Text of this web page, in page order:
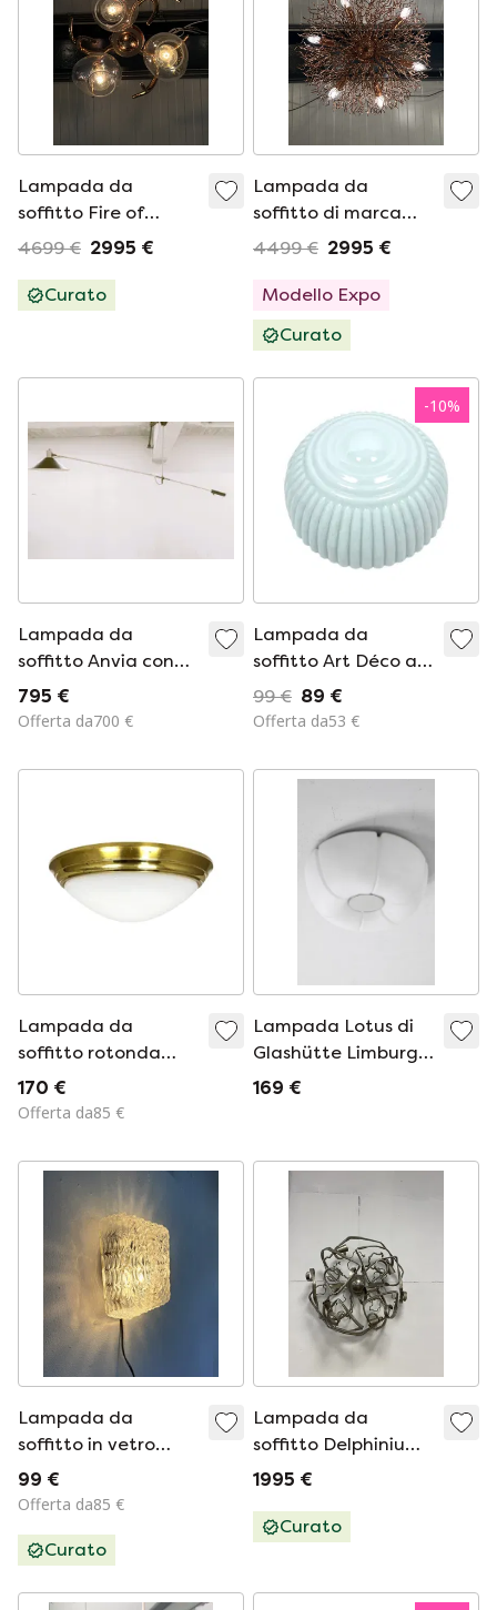
Lampada da
soffitto Fire of
Egmond Ersa
4699 € 2995 €
Curato
Lampada da
soffitto di marca
van Egmond
4499 € 2995 €
Modello Expo
Curato
Lampada da
soffitto Anvia con
contrappeso, design
di metà secolo.
795 €
Offerta da700 €
-10%
Lampada da
soffitto Art Déco a
coste, Polam
Wilkasy, Polonia,
99 € 89 €
Offerta da53 €
Lampada da
soffitto rotonda
Glashütte Limburg
degli anni '70,
e vetro bianco.
170 €
Offerta da85 €
Lampada Lotus di
Glashütte Limburg
modello
169 €
Lampada da
soffitto in vetro
vintage anni '60
99 €
Offerta da85 €
Curato
Lampada da
soffitto Delphinium
di marca van
1995 €
Curato